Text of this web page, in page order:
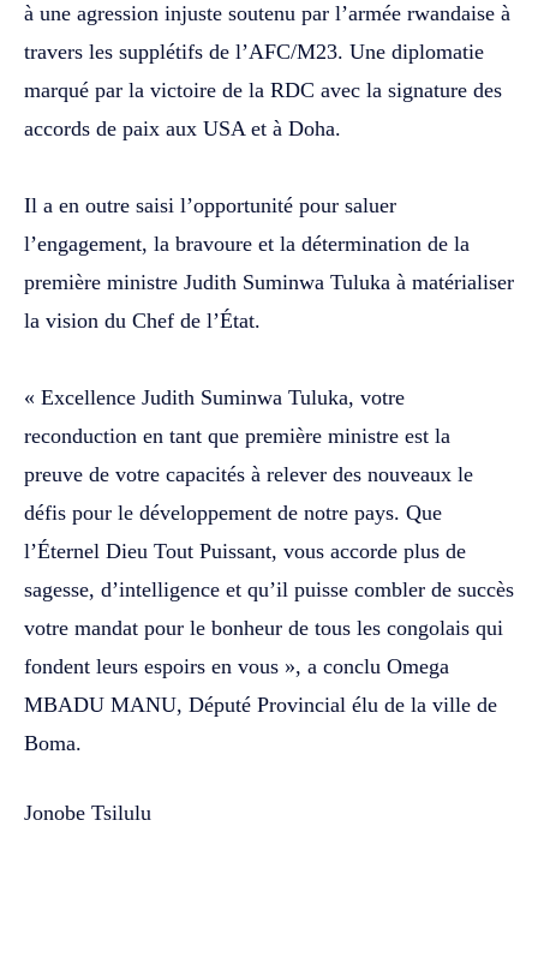
à une agression injuste soutenu par l’armée rwandaise à
travers les supplétifs de l’AFC/M23. Une diplomatie
marqué par la victoire de la RDC avec la signature des
accords de paix aux USA et à Doha.
‎Il a en outre saisi l’opportunité pour saluer
l’engagement, la bravoure et la détermination de la
première ministre Judith Suminwa Tuluka à matérialiser
la vision du Chef de l’État.
‎« Excellence Judith Suminwa Tuluka, votre
reconduction en tant que première ministre est la
preuve de votre capacités à relever des nouveaux le
défis pour le développement de notre pays. Que
l’Éternel Dieu Tout Puissant, vous accorde plus de
sagesse, d’intelligence et qu’il puisse combler de succès
votre mandat pour le bonheur de tous les congolais qui
fondent leurs espoirs en vous », a conclu Omega
MBADU MANU, Député Provincial élu de la ville de
Boma.
Jonobe Tsilulu